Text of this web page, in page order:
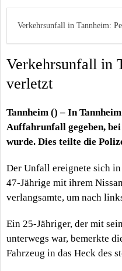
Verkehrsunfall in Tannheim:
Verkehrsunfall in
verletzt
Tannheim () – In
Auffahrunfall gegeben,
wurde. Dies teilte die
Der Unfall ereignete sich
47-Jährige mit ihrem
verlangsamte, um nach
Ein 25-Jähriger, der mit
unterwegs war, bemerkte
Fahrzeug in das Heck des